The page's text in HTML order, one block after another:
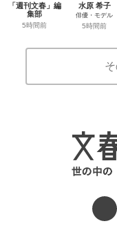
「週刊文春」編
集部
5時間前
水原 希子
俳優・モデル
5時間前